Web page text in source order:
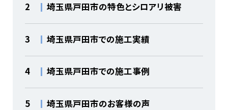
2 埼玉県戸田市の特色とシロアリ被害
3 埼玉県戸田市での施工実績
4 埼玉県戸田市での施工事例
5 埼玉県戸田市のお客様の声